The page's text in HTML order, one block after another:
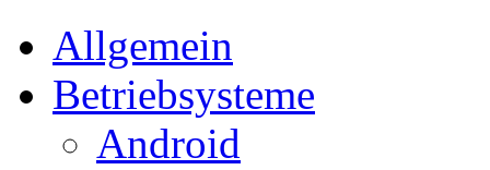
Allgemein
Betriebsysteme
Android